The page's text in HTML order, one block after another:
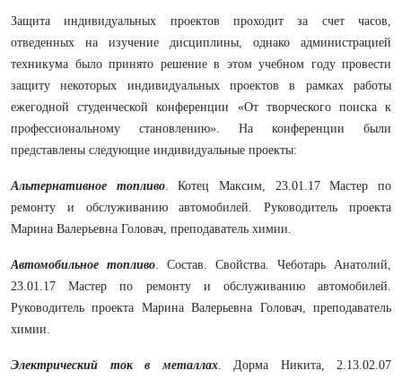
Защита индивидуальных проектов проходит за счет часов,
отведенных на изучение дисциплины, однако администрацией
техникума было принято решение в этом учебном году провести
защиту некоторых индивидуальных проектов в рамках работы
ежегодной студенческой конференции «От творческого поиска к
профессиональному становлению». На конференции были
представлены следующие индивидуальные проекты:
Альтернативное топливо. Котец Максим, 23.01.17 Мастер по
ремонту и обслуживанию автомобилей. Руководитель проекта
Марина Валерьевна Головач, преподаватель химии.
Автомобильное топливо. Состав. Свойства. Чеботарь Анатолий,
23.01.17 Мастер по ремонту и обслуживанию автомобилей.
Руководитель проекта Марина Валерьевна Головач, преподаватель
химии.
Электрический ток в металлах. Дорма Никита, 2.13.02.07